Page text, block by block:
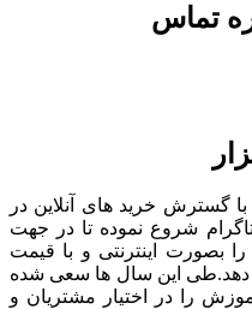
تماس
با گسترش خرید های آنلاین در
شروع نموده تا در جهت
بصورت اینترنتی و با قیمت
دهد.طی این سال ها سعی شده
و آموزش را در اختیار مشتریان و